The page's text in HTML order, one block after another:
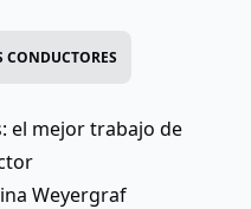
CONDUCTORES
el mejor trabajo de
Weyergraf